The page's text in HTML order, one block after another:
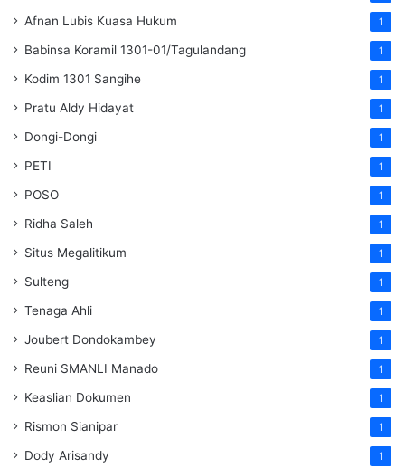
Afnan Lubis Kuasa Hukum 1
Babinsa Koramil 1301-01/Tagulandang 1
Kodim 1301 Sangihe 1
Pratu Aldy Hidayat 1
Dongi-Dongi 1
PETI 1
POSO 1
Ridha Saleh 1
Situs Megalitikum 1
Sulteng 1
Tenaga Ahli 1
Joubert Dondokambey 1
Reuni SMANLI Manado 1
Keaslian Dokumen 1
Rismon Sianipar 1
Dody Arisandy 1